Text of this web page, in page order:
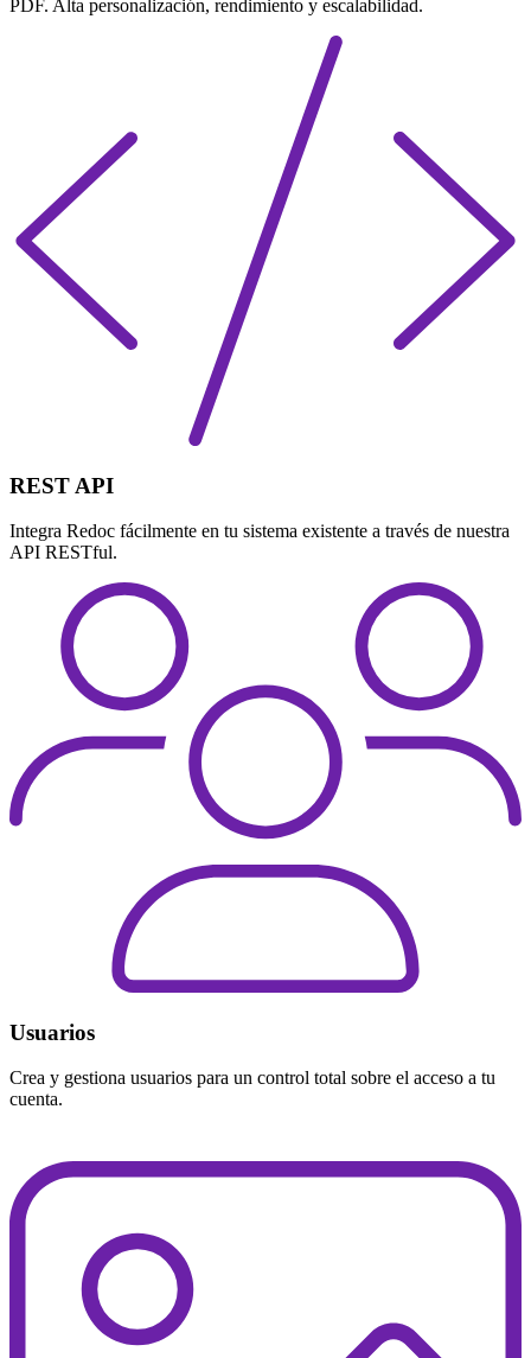
PDF. Alta personalización, rendimiento y escalabilidad.
REST API
Integra Redoc fácilmente en tu sistema existente a través de nuestra
API RESTful.
Usuarios
Crea y gestiona usuarios para un control total sobre el acceso a tu
cuenta.